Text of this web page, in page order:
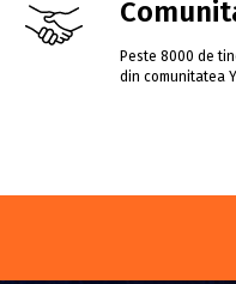
Peste 8000 de
din comunitatea